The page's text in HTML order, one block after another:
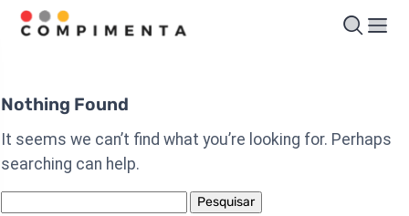
Nothing Found
It seems we can’t find what you’re looking for. Perhaps
searching can help.